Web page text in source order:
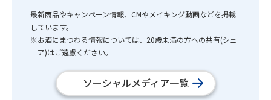
最新商品やキャンペーン情報、CMやメイキング動画などを掲載
しています。
※お酒にまつわる情報については、20歳未満の方への共有(シェ
ア)はご遠慮ください。
ソーシャルメディア一覧